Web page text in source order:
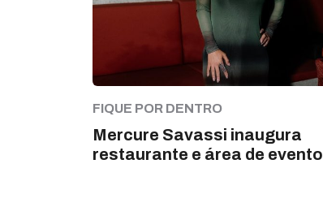
FIQUE POR DENTRO
Mercure Savassi inaugura
restaurante e área de evento